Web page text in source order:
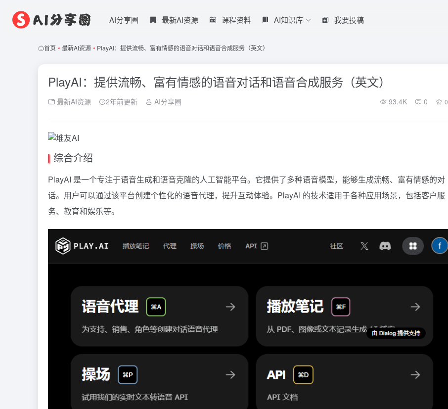
AI分享圈 最新AI资源 课程资料 AI知识库 我要投稿
首页 • 最新AI资源 • PlayAI：提供流畅、富有情感的语音对话和语音合成服务（英文）
PlayAI：提供流畅、富有情感的语音对话和语音合成服务（英文）
最新AI资源 2年前更新 AI分享圈 93.4K 0 0
综合介绍
PlayAI 是一个专注于语音生成和语音克隆的人工智能平台。它提供了多种语音模型，能够生成流畅、富有情感的对
话。用户可以通过该平台创建个性化的语音代理，提升互动体验。PlayAI 的技术适用于各种应用场景，包括客户服
务、教育和娱乐等。